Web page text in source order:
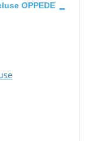
OPPEDE